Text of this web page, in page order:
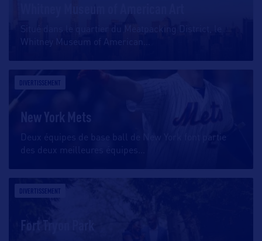
Whitney Museum of American
DIVERTISSEMENT
New York Mets
Deux équipes de base ball de New York font partie
des deux meilleures équipes
DIVERTISSEMENT
Fort Tryon Park